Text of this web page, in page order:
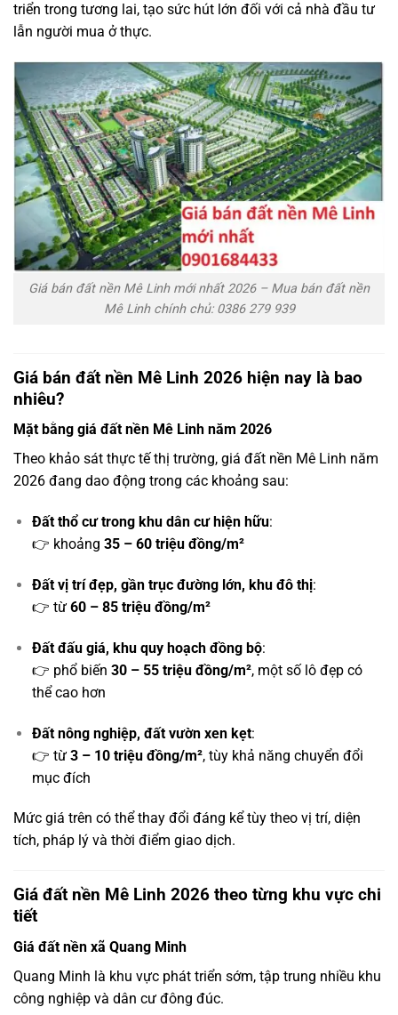
triển trong tương lai, tạo sức hút lớn đối với cả nhà đầu tư
lẫn người mua ở thực.
Giá bán đất nền Mê Linh mới nhất 2026 – Mua bán đất nền
Mê Linh chính chủ: 0386 279 939
Giá bán đất nền Mê Linh 2026 hiện nay là bao
nhiêu?
Mặt bằng giá đất nền Mê Linh năm 2026
Theo khảo sát thực tế thị trường, giá đất nền Mê Linh năm
2026 đang dao động trong các khoảng sau:
Đất thổ cư trong khu dân cư hiện hữu:
👉 khoảng 35 – 60 triệu đồng/m²
Đất vị trí đẹp, gần trục đường lớn, khu đô thị:
👉 từ 60 – 85 triệu đồng/m²
Đất đấu giá, khu quy hoạch đồng bộ:
👉 phổ biến 30 – 55 triệu đồng/m², một số lô đẹp có
thể cao hơn
Đất nông nghiệp, đất vườn xen kẹt:
👉 từ 3 – 10 triệu đồng/m², tùy khả năng chuyển đổi
mục đích
Mức giá trên có thể thay đổi đáng kể tùy theo vị trí, diện
tích, pháp lý và thời điểm giao dịch.
Giá đất nền Mê Linh 2026 theo từng khu vực chi
tiết
Giá đất nền xã Quang Minh
Quang Minh là khu vực phát triển sớm, tập trung nhiều khu
công nghiệp và dân cư đông đúc.